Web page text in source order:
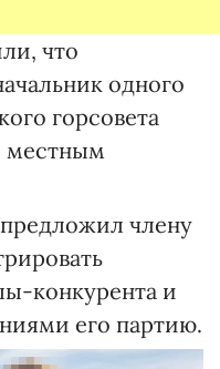
что
одного
горсовета
местным
члену
конкурента и
его партию.